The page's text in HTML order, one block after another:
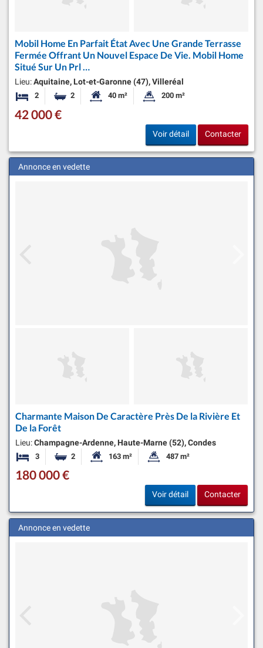
Mobil Home En Parfait État Avec Une Grande Terrasse
Fermée Offrant Un Nouvel Espace De Vie. Mobil Home
Situé Sur Un Prl …
Lieu:Aquitaine, Lot-et-Garonne (47), Villeréal
2 Chambres
2 Salles de bainsSurface habitable:
40 m² Superficie du terrain:
200 m²
42 000 €
Voir détail Contacter
Annonce en vedette
Charmante Maison De Caractère Près De la Rivière Et
De la Forêt
Lieu:Champagne-Ardenne, Haute-Marne (52), Condes
3 Chambres
2 Salles de bainsSurface habitable:
163 m² Superficie du terrain:
487 m²
180 000 €
Voir détail Contacter
Annonce en vedette